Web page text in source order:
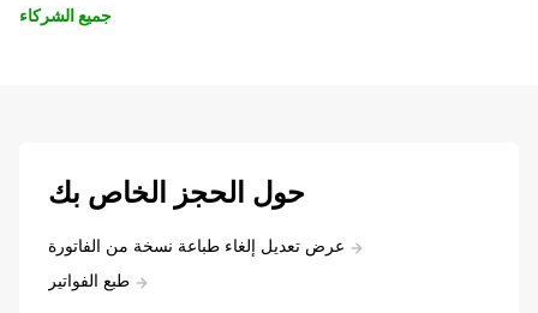
جميع الشركاء
حول الحجز الخاص بك
عرض تعديل إلغاء طباعة نسخة من الفاتورة
طبع الفواتير